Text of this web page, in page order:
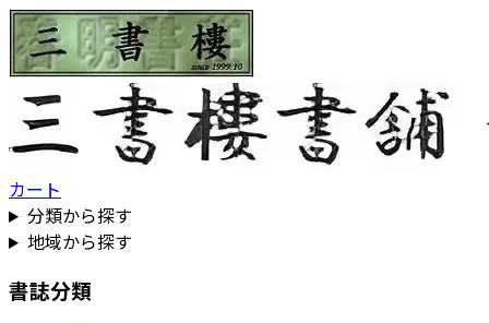
カート
分類から探す
地域から探す
書誌分類